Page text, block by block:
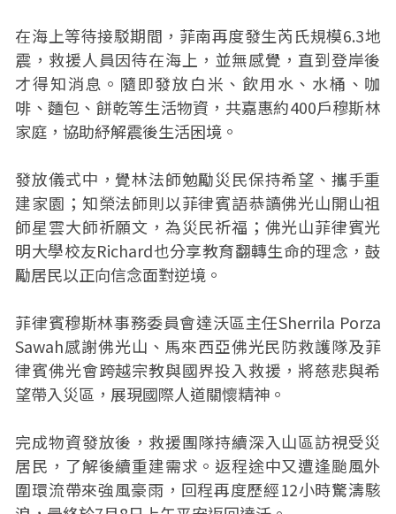
在海上等待接駁期間，菲南再度發生芮氏規模6.3地
震，救援人員因待在海上，並無感覺，直到登岸後
才得知消息。隨即發放白米、飲用水、水桶、咖
啡、麵包、餅乾等生活物資，共嘉惠約400戶穆斯林
家庭，協助紓解震後生活困境。
發放儀式中，覺林法師勉勵災民保持希望、攜手重
建家園；知榮法師則以菲律賓語恭讀佛光山開山祖
師星雲大師祈願文，為災民祈福；佛光山菲律賓光
明大學校友Richard也分享教育翻轉生命的理念，鼓
勵居民以正向信念面對逆境。
菲律賓穆斯林事務委員會達沃區主任Sherrila Porza
Sawah感謝佛光山、馬來西亞佛光民防救護隊及菲
律賓佛光會跨越宗教與國界投入救援，將慈悲與希
望帶入災區，展現國際人道關懷精神。
完成物資發放後，救援團隊持續深入山區訪視受災
居民，了解後續重建需求。返程途中又遭逢颱風外
圍環流帶來強風豪雨，回程再度歷經12小時驚濤駭